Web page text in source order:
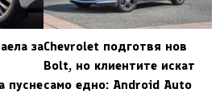
за
пусне
Chevrolet подготвя нов
Bolt, но клиентите искат
само едно: Android Auto